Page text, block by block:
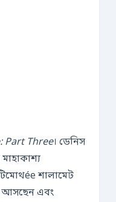
Part Three। ডেনিস
শালামেট
আসছেন এবং